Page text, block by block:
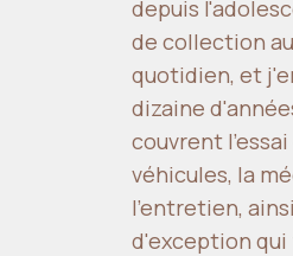
depuis
de collection
quotidien, et
dizaine
couvrent
véhicules, la
l'entretien,
d'exception qui